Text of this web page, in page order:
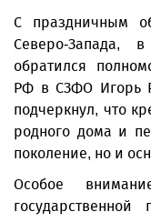
С праздничным
Северо-
обратился
РФ в СЗФО Игорь
подчеркнул, что
родного дома и
поколение, но и
Особое